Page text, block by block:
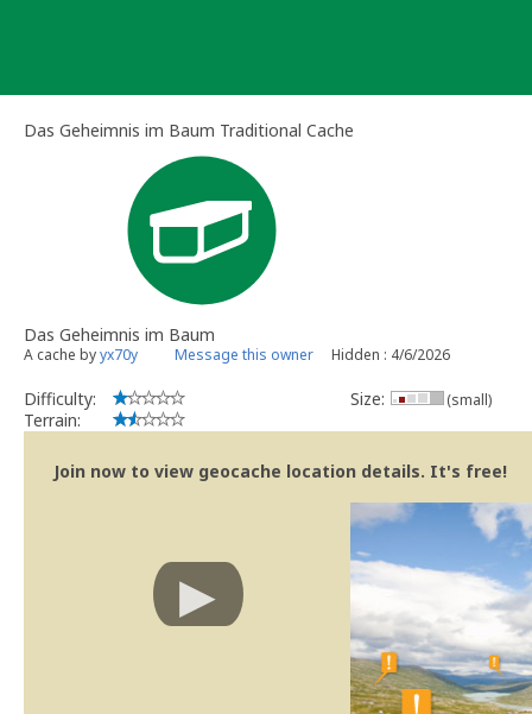
Das Geheimnis im Baum Traditional Cache
Das Geheimnis im Baum
A cache byyx70y Message this owner Hidden : 4/6/2026
Difficulty:
Terrain:
Size: (small)
Join now to view geocache location details. It's free!